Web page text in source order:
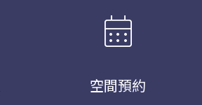
calendar_month
空間預約